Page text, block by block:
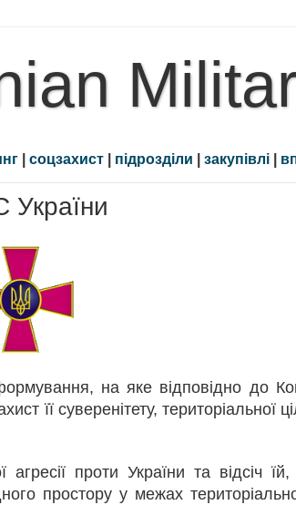
| соцзахист | підрозділи | закупівлі |
України
на яке відповідно до
її суверенітету, територіальної
проти України та відсіч
простору у межах